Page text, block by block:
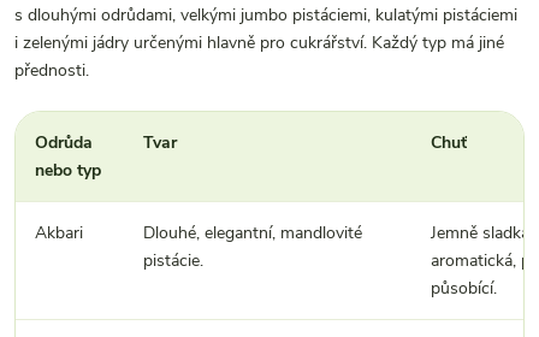
s dlouhými odrůdami, velkými jumbo pistáciemi, kulatými pistáciemi
i zelenými jádry určenými hlavně pro cukrářství. Každý typ má jiné
přednosti.
Odrůda
nebo typ
Tvar Chuť
Akbari
Dlouhé, elegantní, mandlovité
pistácie.
Jemně sladká,
aromatická,
působící.